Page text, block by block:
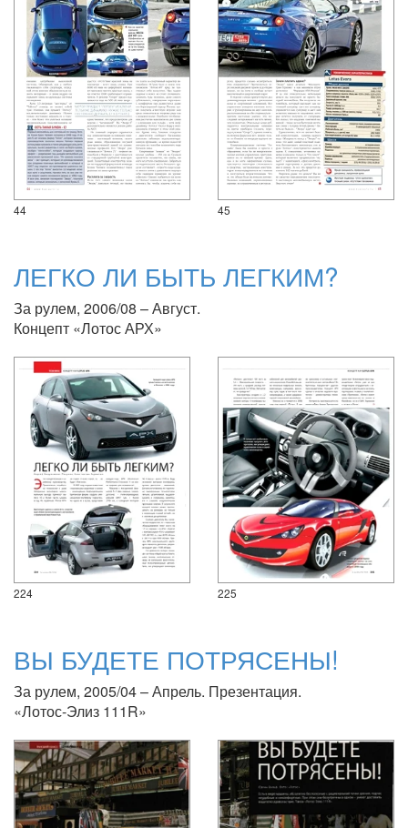
44 45
ЛЕГКО ЛИ БЫТЬ ЛЕГКИМ?
За рулем, 2006/08 – Август.
Концепт «Лотос АРХ»
224 225
ВЫ БУДЕТЕ ПОТРЯСЕНЫ!
За рулем, 2005/04 – Апрель. Презентация.
«Лотос-Элиз 111R»